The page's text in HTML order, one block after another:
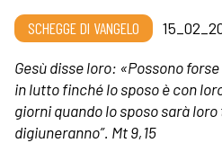
SCHEGGE DI VANGELO
Gesù disse loro: «Possono
in lutto finché lo sposo è con
giorni quando lo sposo sarà
digiuneranno”. Mt 9,15